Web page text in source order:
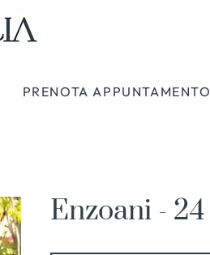
PRENOTA APPUNTAMENTO
Enzoani - 24